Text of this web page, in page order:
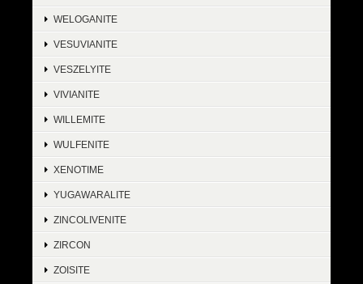
WELOGANITE
VESUVIANITE
VESZELYITE
VIVIANITE
WILLEMITE
WULFENITE
XENOTIME
YUGAWARALITE
ZINCOLIVENITE
ZIRCON
ZOISITE